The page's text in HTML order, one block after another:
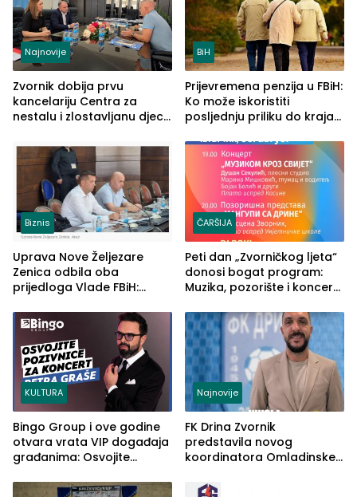
Najnovije
Zvornik dobija prvu
kancelariju Centra za
nestalu i zlostavljanu djecu
BiH
Prijevremena penzija u FBiH:
Ko može iskoristiti
posljednju priliku do kraja
Biznis
Uprava Nove Željezare
Zenica odbila oba
prijedloga Vlade FBiH:
rješenje
ČARŠIJA
Peti dan „Zvorničkog ljeta“
donosi bogat program:
Muzika, pozorište i koncert
KULTURA
Bingo Group i ove godine
otvara vrata VIP događaja
građanima: Osvojite
Graše
Najnovije
FK Drina Zvornik
predstavila novog
koordinatora Omladinske